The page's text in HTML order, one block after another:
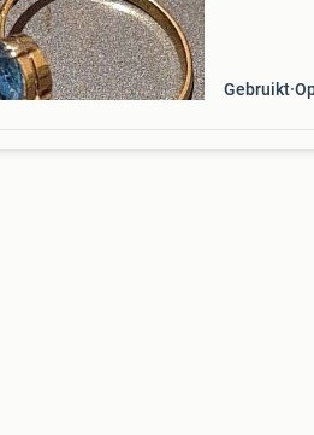
Gebruikt